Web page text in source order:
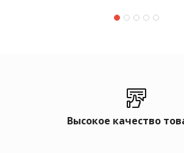
Высокое качество